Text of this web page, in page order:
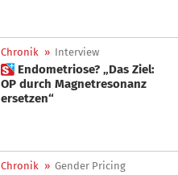
Chronik » Interview
 Endometriose? „Das Ziel:
OP durch Magnetresonanz
ersetzen“
Chronik » Gender Pricing